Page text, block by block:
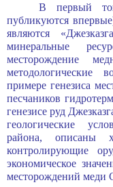
В первый
публикуются
являются
минеральные
месторождение
методологические
примере генезиса
песчаников
генезисе руд
геологические
района, описаны
контролирующие
экономическое
месторождений меди